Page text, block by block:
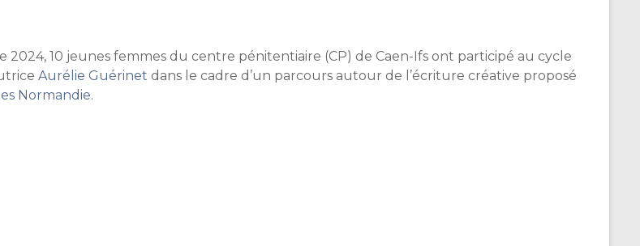
2024, 10 jeunes femmes du centre pénitentiaire (CP) de Caen-Ifs ont participé au cycle
Aurélie Guérinet dans le cadre d’un parcours autour de l’écriture créative proposé
Normandie.